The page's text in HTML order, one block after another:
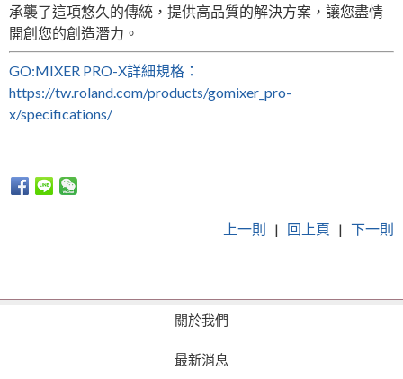
承襲了這項悠久的傳統，提供高品質的解決方案，讓您盡情
開創您的創造潛力。
GO:MIXER PRO-X詳細規格：
https://tw.roland.com/products/gomixer_pro-
x/specifications/
上一則 | 回上頁 | 下一則
關於我們
最新消息